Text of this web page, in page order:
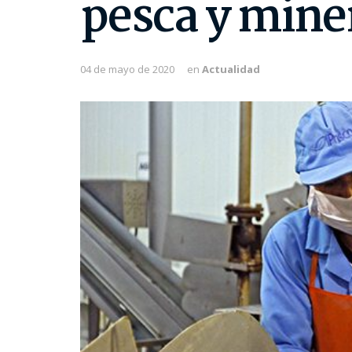
pesca y
04 de mayo de 2020 en Actualidad